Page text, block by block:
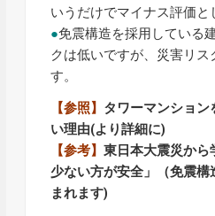
いうだけでマイナス評価と
●免震構造を採用している
クは低いですが、災害リス
す。
【参照】 タワーマンショ
い理由(より詳細に)
【参考】東日本大震災から
少ない方が安全」（免震
まれます)